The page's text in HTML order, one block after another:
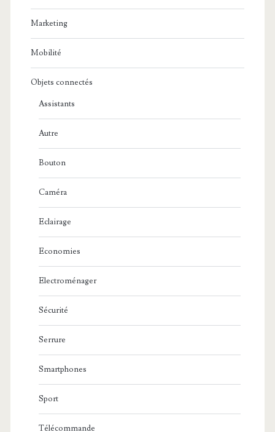
Marketing
Mobilité
Objets connectés
Assistants
Autre
Bouton
Caméra
Eclairage
Economies
Electroménager
Sécurité
Serrure
Smartphones
Sport
Télécommande